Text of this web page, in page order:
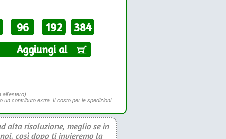
96 192 384
Aggiungi al
all'estero)
un contributo extra. Il costo per le spedizioni
alta risoluzione, meglio se in
così dopo ti invieremo la